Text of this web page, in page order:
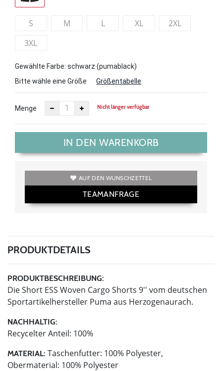
S M L XL
2XL
3XL
Gewählte Farbe: schwarz (pumablack)
Bitte wähle eine Größe
Größentabelle
Menge Nicht länger verfügbar
IN DEN WARENKORB
AUF DEN WUNSCHZETTEL
TEAMANFRAGE
PRODUKTDETAILS
PRODUKTBESCHREIBUNG:
Die Short ESS Woven Cargo Shorts 9'' vom deutschen
Sportartikelhersteller Puma aus Herzogenaurach.
NACHHALTIG:
Recycelter Anteil: 100%
MATERIAL: Taschenfutter: 100% Polyester,
Obermaterial: 100% Polyester